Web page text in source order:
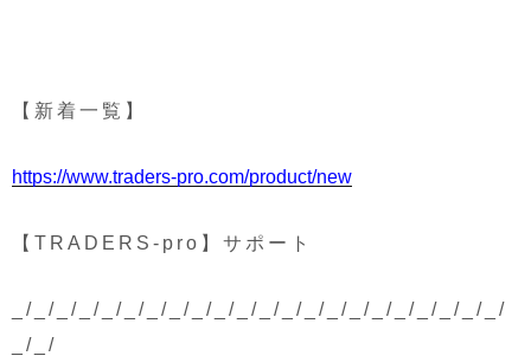
【新着一覧】
https://www.traders-pro.com/product/new
【TRADERS-pro】サポート
_/_/_/_/_/_/_/_/_/_/_/_/_/_/_/_/_/_/_/_/_/_/
_/_/